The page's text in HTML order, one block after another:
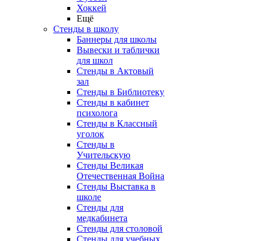
Хоккей
Ещё
Стенды в школу
Баннеры для школы
Вывески и таблички
для школ
Стенды в Актовый
зал
Стенды в Библиотеку
Стенды в кабинет
психолога
Стенды в Классный
уголок
Стенды в
Учительскую
Стенды Великая
Отечественная Война
Стенды Выставка в
школе
Стенды для
медкабинета
Стенды для столовой
Стенды для учебных